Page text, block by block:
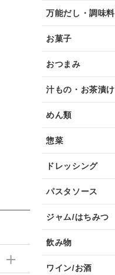
万能だし・調味料
お菓子
おつまみ
汁もの・お茶漬け
めん類
惣菜
ドレッシング
パスタソース
ジャム/はちみつ
飲み物
ワイン/お酒